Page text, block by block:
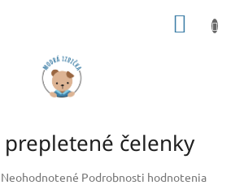
prepletené čelenky
Priemerné
Neohodnotené Podrobnosti hodnotenia